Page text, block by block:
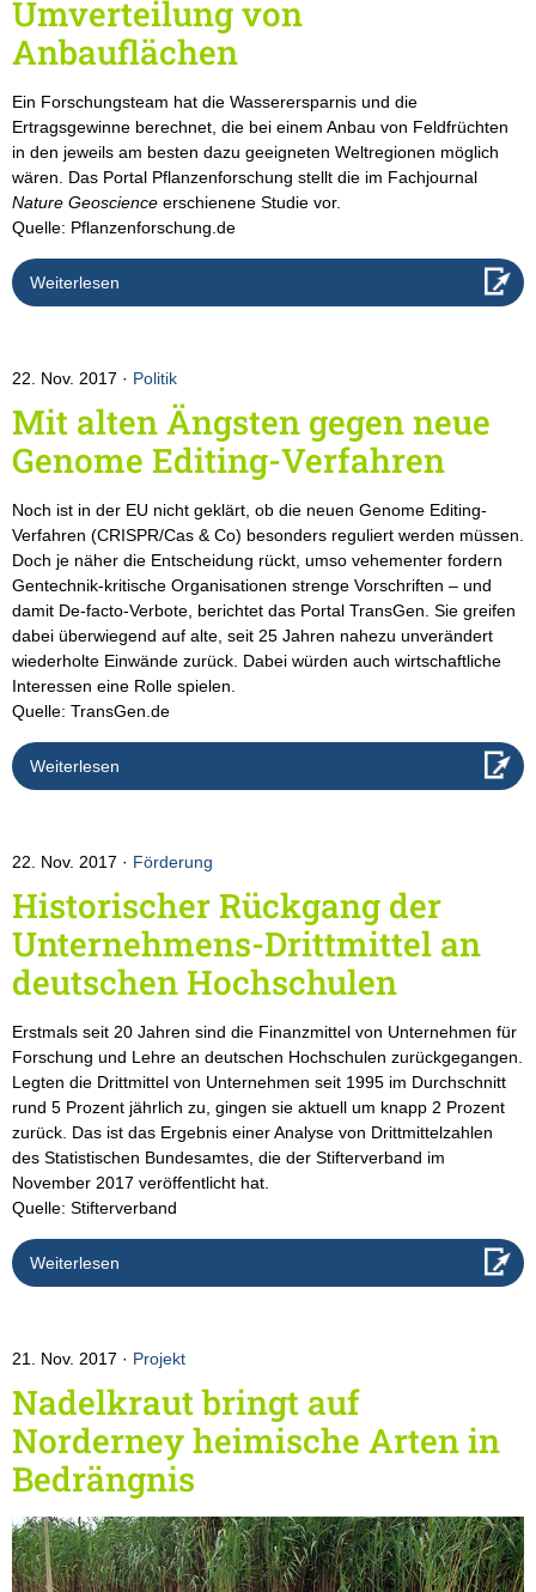
Umverteilung von
Anbauflächen
Ein Forschungsteam hat die Wasserersparnis und die
Ertragsgewinne berechnet, die bei einem Anbau von Feldfrüchten
in den jeweils am besten dazu geeigneten Weltregionen möglich
wären. Das Portal Pflanzenforschung stellt die im Fachjournal
Nature Geoscience erschienene Studie vor.
Quelle: Pflanzenforschung.de
Weiterlesen
22. Nov. 2017 Politik
Mit alten Ängsten gegen neue
Genome Editing-Verfahren
Noch ist in der EU nicht geklärt, ob die neuen Genome Editing-
Verfahren (CRISPR/Cas & Co) besonders reguliert werden müssen.
Doch je näher die Entscheidung rückt, umso vehementer fordern
Gentechnik-kritische Organisationen strenge Vorschriften – und
damit De-facto-Verbote, berichtet das Portal TransGen. Sie greifen
dabei überwiegend auf alte, seit 25 Jahren nahezu unverändert
wiederholte Einwände zurück. Dabei würden auch wirtschaftliche
Interessen eine Rolle spielen.
Quelle: TransGen.de
Weiterlesen
22. Nov. 2017 Förderung
Historischer Rückgang der
Unternehmens-Drittmittel an
deutschen Hochschulen
Erstmals seit 20 Jahren sind die Finanzmittel von Unternehmen für
Forschung und Lehre an deutschen Hochschulen zurückgegangen.
Legten die Drittmittel von Unternehmen seit 1995 im Durchschnitt
rund 5 Prozent jährlich zu, gingen sie aktuell um knapp 2 Prozent
zurück. Das ist das Ergebnis einer Analyse von Drittmittelzahlen
des Statistischen Bundesamtes, die der Stifterverband im
November 2017 veröffentlicht hat.
Quelle: Stifterverband
Weiterlesen
21. Nov. 2017 Projekt
Nadelkraut bringt auf
Norderney heimische Arten in
Bedrängnis